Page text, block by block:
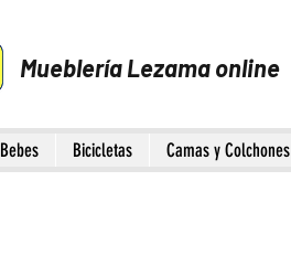
Mueblería Lezama online
Bebes Bicicletas Camas y Colchones